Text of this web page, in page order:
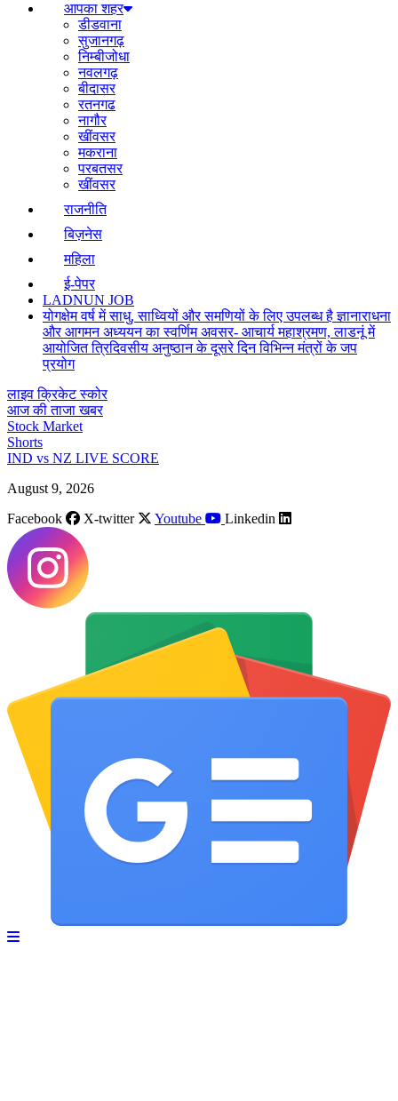
आपका शहर
डीडवाना
सुजानगढ़
निम्बीजोधा
नवलगढ़
बीदासर
रतनगढ
नागौर
खींवसर
मकराना
परबतसर
खींवसर
राजनीति
बिज़नेस
महिला
ई-पेपर
LADNUN JOB
योगक्षेम वर्ष में साधु, साध्वियों और समणियों के लिए उपलब्ध है ज्ञानाराधना
और आगमन अध्ययन का स्वर्णिम अवसर- आचार्य महाश्रमण, लाडनूं में
आयोजित त्रिदिवसीय अनुष्ठान के दूसरे दिन विभिन्न मंत्रों के जप
प्रयोग
लाइव क्रिकेट स्कोर
आज की ताजा खबर
Stock Market
Shorts
IND vs NZ LIVE SCORE
August 9, 2026
Facebook
X-twitter Youtube Linkedin